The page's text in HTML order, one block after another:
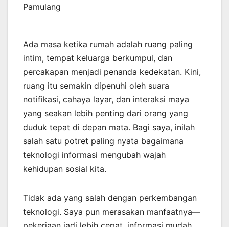
Pamulang
Ada masa ketika rumah adalah ruang paling
intim, tempat keluarga berkumpul, dan
percakapan menjadi penanda kedekatan. Kini,
ruang itu semakin dipenuhi oleh suara
notifikasi, cahaya layar, dan interaksi maya
yang seakan lebih penting dari orang yang
duduk tepat di depan mata. Bagi saya, inilah
salah satu potret paling nyata bagaimana
teknologi informasi mengubah wajah
kehidupan sosial kita.
Tidak ada yang salah dengan perkembangan
teknologi. Saya pun merasakan manfaatnya—